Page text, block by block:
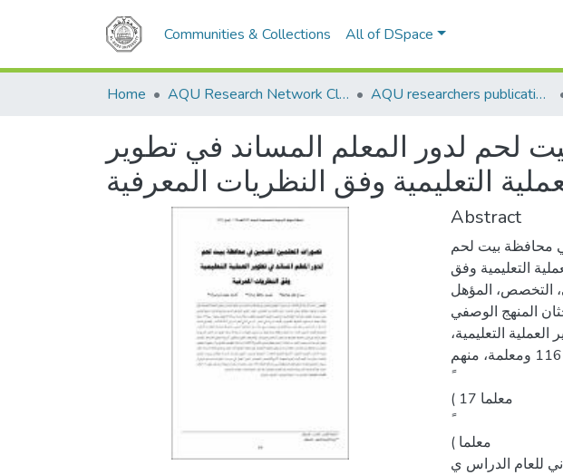
Communities & Collections All of DSpace
Home AQU Research Network Clusters AQU researchers publications
لحم لدور المعلم المساند في تطوير
التعليمية وفق النظريات المعرفية
Abstract
محافظة بيت لحم
التعليمية وفق
التخصص، المؤهل
المنهج الوصفي
التعليمية،
وتكونت عينة الدراسة من ) 116 ومعلمة، منهم )
( معلما 17
( معلما
للعام الدراس ي